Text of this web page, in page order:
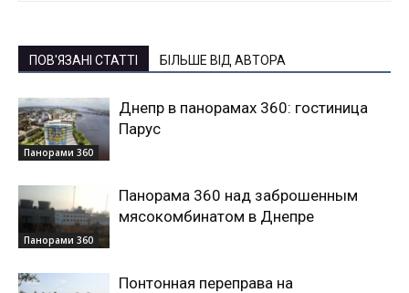
ПОВ'ЯЗАНІ СТАТТІ БІЛЬШЕ ВІД АВТОРА
Панорами 360
Днепр в панорамах 360: гостиница
Парус
Панорами 360
Панорама 360 над заброшенным
мясокомбинатом в Днепре
Понтонная переправа на